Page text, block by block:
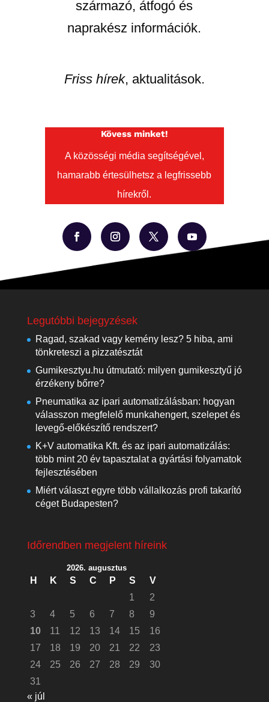
származó, átfogó és
naprakész információk.
Friss hírek, aktualitások.
Kövess minket!
A közösségi média segítségével,
hamarabb értesülhetsz a legfrissebb
hírekről.
Legutóbbi bejegyzések
Ragad, szakad vagy kemény lesz? 5 hiba, ami
tönkreteszi a pizzatésztát
Gumikesztyu.hu útmutató: milyen gumikesztyű jó
érzékeny bőrre?
Pneumatika az ipari automatizálásban: hogyan
válasszon megfelelő munkahengert, szelepet és
levegő-előkészítő rendszert?
K+V automatika Kft. és az ipari automatizálás:
több mint 20 év tapasztalat a gyártási folyamatok
fejlesztésében
Miért választ egyre több vállalkozás profi takarító
céget Budapesten?
Időrendben megjelent híreink
2026. augusztus
H K S C P S
V
1
2
3
4 5 6 7 8
9
10
11 12 13 14 15
16
17
18 19 20 21 22
23
24
25 26 27 28 29
30
31
« júl